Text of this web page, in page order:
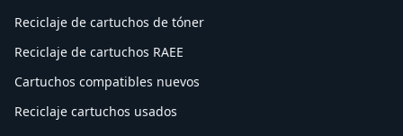
Reciclaje de cartuchos de tóner
Reciclaje de cartuchos RAEE
Cartuchos compatibles nuevos
Reciclaje cartuchos usados